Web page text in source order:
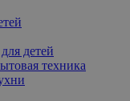
детей
техника